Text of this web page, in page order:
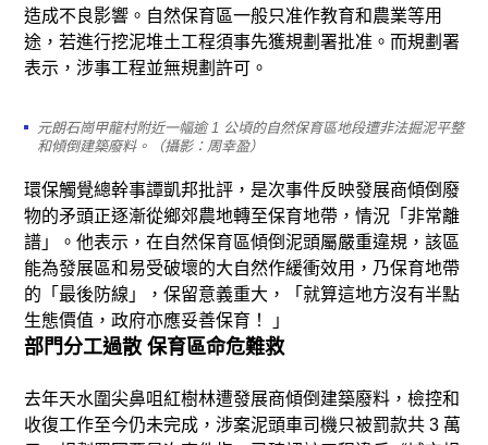
造成不良影響。自然保育區一般只准作教育和農業等用
途，若進行挖泥堆土工程須事先獲規劃署批准。而規劃署
表示，涉事工程並無規劃許可。
元朗石崗甲龍村附近一幅逾 1 公頃的自然保育區地段遭非法掘泥平整
和傾倒建築廢料。（攝影：周幸盈）
環保觸覺總幹事譚凱邦批評，是次事件反映發展商傾倒廢
物的矛頭正逐漸從鄉郊農地轉至保育地帶，情況「非常離
譜」。他表示，在自然保育區傾倒泥頭屬嚴重違規，該區
能為發展區和易受破壞的大自然作緩衝效用，乃保育地帶
的「最後防線」，保留意義重大，「就算這地方沒有半點
生態價值，政府亦應妥善保育！ 」
部門分工過散 保育區命危難救
去年天水圍尖鼻咀紅樹林遭發展商傾倒建築廢料，檢控和
收復工作至今仍未完成，涉案泥頭車司機只被罰款共 3 萬